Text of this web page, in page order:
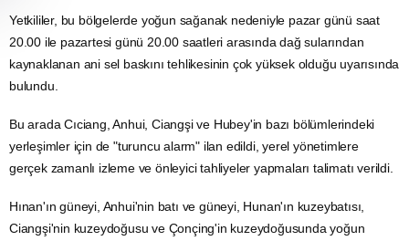
Yetkililer, bu bölgelerde yoğun sağanak nedeniyle pazar günü saat
20.00 ile pazartesi günü 20.00 saatleri arasında dağ sularından
kaynaklanan ani sel baskını tehlikesinin çok yüksek olduğu uyarısında
bulundu.
Bu arada Cıciang, Anhui, Ciangşi ve Hubey'in bazı bölümlerindeki
yerleşimler için de "turuncu alarm" ilan edildi, yerel yönetimlere
gerçek zamanlı izleme ve önleyici tahliyeler yapmaları talimatı verildi.
Hınan'ın güneyi, Anhui'nin batı ve güneyi, Hunan'ın kuzeybatısı,
Ciangşi'nin kuzeydoğusu ve Çonçing'in kuzeydoğusunda yoğun